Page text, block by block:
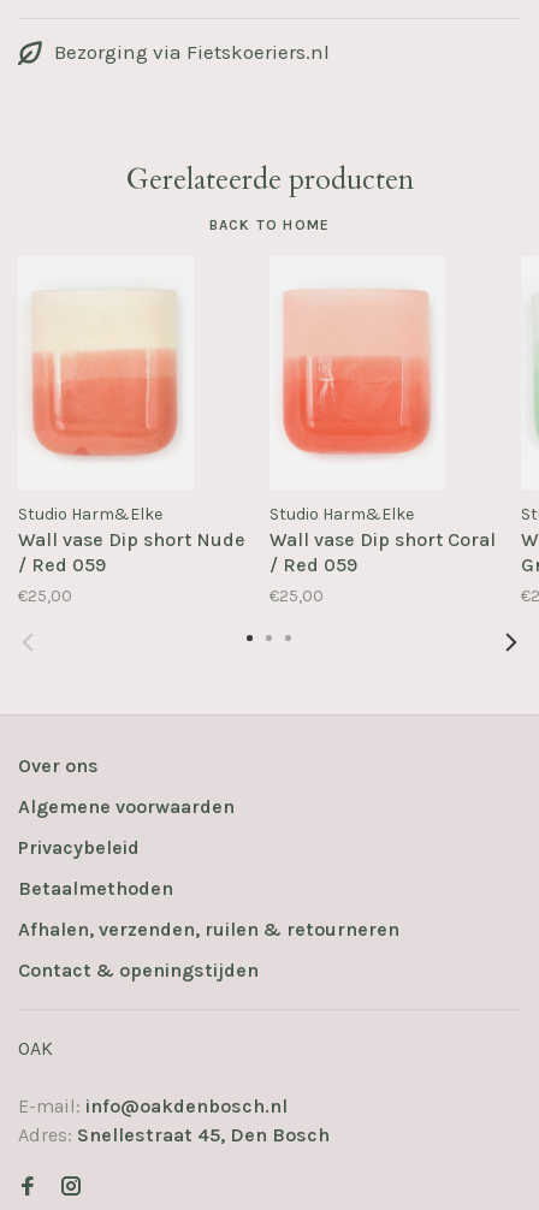
Bezorging via Fietskoeriers.nl
Gerelateerde producten
BACK TO HOME
Studio Harm&Elke
Wall vase Dip short Nude
/ Red 059
€25,00
Studio Harm&Elke
Wall vase Dip short Coral
/ Red 059
€25,00
Over ons
Algemene voorwaarden
Privacybeleid
Betaalmethoden
Afhalen, verzenden, ruilen & retourneren
Contact & openingstijden
OAK
E-mail: info@oakdenbosch.nl
Adres: Snellestraat 45, Den Bosch